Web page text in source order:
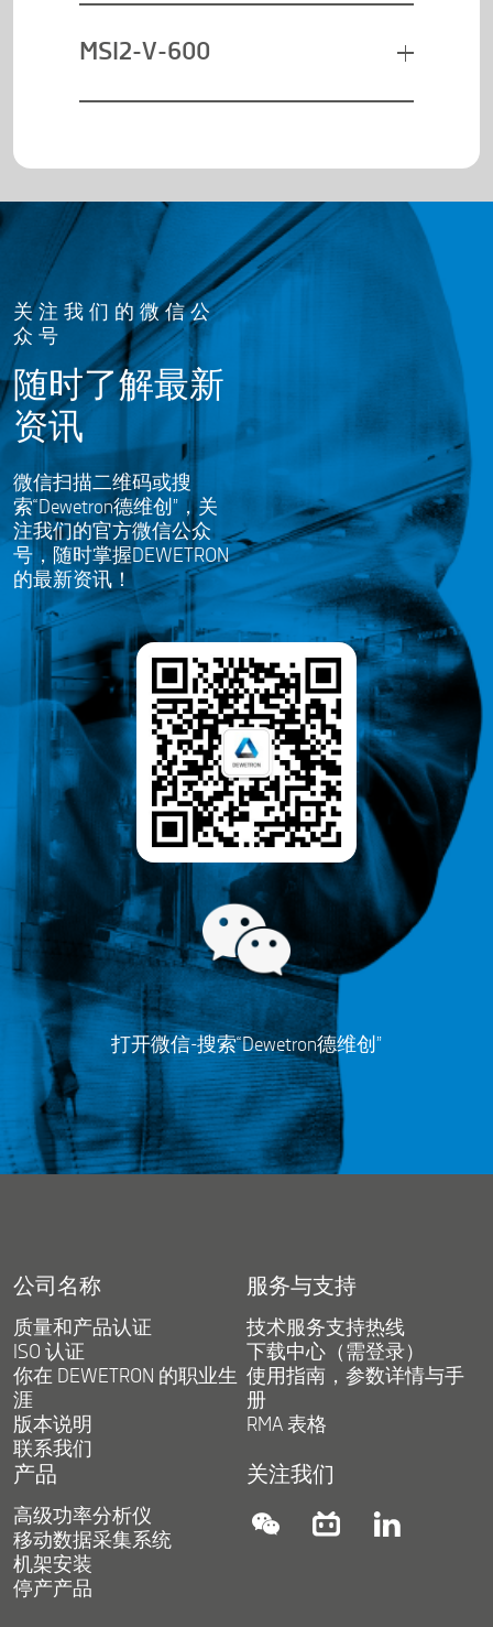
MSI2-V-600
关注我们的微信公
众号
随时了解最新
资讯
微信扫描二维码或搜
索“Dewetron德维创”，关
注我们的官方微信公众
号，随时掌握DEWETRON
的最新资讯！
打开微信-搜索“Dewetron德维创”
公司名称
质量和产品认证
ISO 认证
你在 DEWETRON 的职业生
涯
版本说明
联系我们
服务与支持
技术服务支持热线
下载中心（需登录）
使用指南，参数详情与手
册
RMA 表格
产品
高级功率分析仪
移动数据采集系统
机架安装
停产产品
关注我们
instagramlinkedinlinkedin